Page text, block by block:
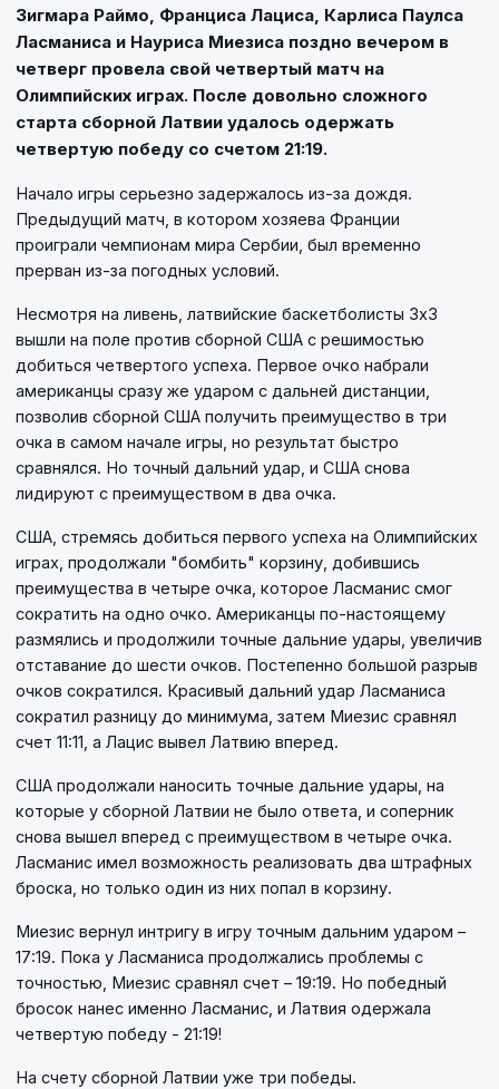
Зигмара Раймо, Франциса Лациса, Карлиса Паулса
Ласманиса и Науриса Миезиса поздно вечером в
четверг провела свой четвертый матч на
Олимпийских играх. После довольно сложного
старта сборной Латвии удалось одержать
четвертую победу со счетом 21:19.
Начало игры серьезно задержалось из-за дождя.
Предыдущий матч, в котором хозяева Франции
проиграли чемпионам мира Сербии, был временно
прерван из-за погодных условий.
Несмотря на ливень, латвийские баскетболисты 3х3
вышли на поле против сборной США с решимостью
добиться четвертого успеха. Первое очко набрали
американцы сразу же ударом с дальней дистанции,
позволив сборной США получить преимущество в три
очка в самом начале игры, но результат быстро
сравнялся. Но точный дальний удар, и США снова
лидируют с преимуществом в два очка.
США, стремясь добиться первого успеха на Олимпийских
играх, продолжали "бомбить" корзину, добившись
преимущества в четыре очка, которое Ласманис смог
сократить на одно очко. Американцы по-настоящему
размялись и продолжили точные дальние удары, увеличив
отставание до шести очков. Постепенно большой разрыв
очков сократился. Красивый дальний удар Ласманиса
сократил разницу до минимума, затем Миезис сравнял
счет 11:11, а Лацис вывел Латвию вперед.
США продолжали наносить точные дальние удары, на
которые у сборной Латвии не было ответа, и соперник
снова вышел вперед с преимуществом в четыре очка.
Ласманис имел возможность реализовать два штрафных
броска, но только один из них попал в корзину.
Миезис вернул интригу в игру точным дальним ударом –
17:19. Пока у Ласманиса продолжались проблемы с
точностью, Миезис сравнял счет – 19:19. Но победный
бросок нанес именно Ласманис, и Латвия одержала
четвертую победу - 21:19!
На счету сборной Латвии уже три победы.